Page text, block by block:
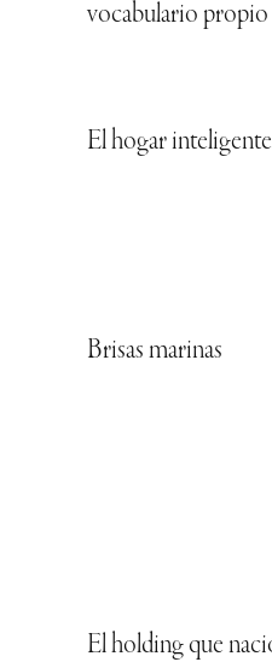
vocabulario propio
El hogar inteligente
Brisas marinas
El holding que